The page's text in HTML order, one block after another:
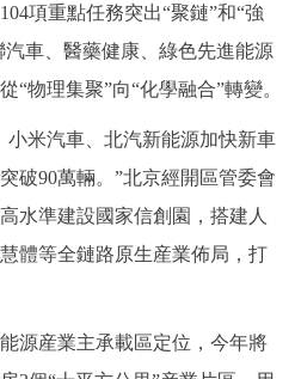
項重點任務突出“聚鏈”和“強
汽車、醫藥健康、綠色先進能源
“物理集聚”向“化學融合”轉變。
米汽車、北汽新能源加快新車
破90萬輛。”北京經開區管委會
水準建設國家信創園，搭建人
體等全鏈路原生産業佈局，打
産業主承載區定位，今年將